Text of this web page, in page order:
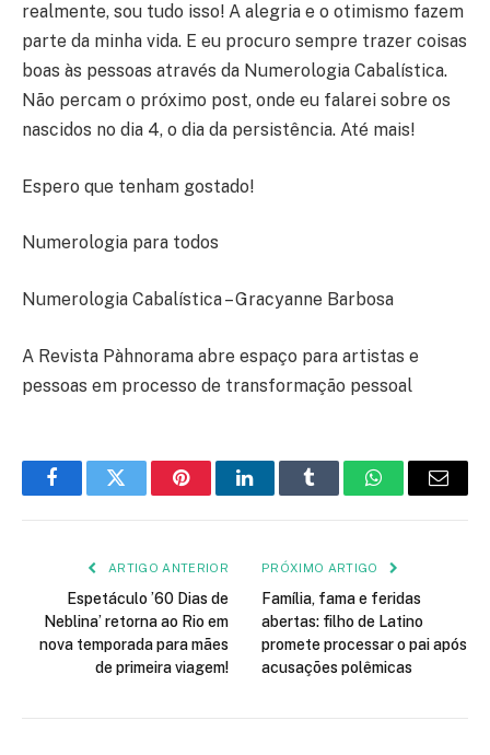
realmente, sou tudo isso! A alegria e o otimismo fazem
parte da minha vida. E eu procuro sempre trazer coisas
boas às pessoas através da Numerologia Cabalística.
Não percam o próximo post, onde eu falarei sobre os
nascidos no dia 4, o dia da persistência. Até mais!
Espero que tenham gostado!
Numerologia para todos
Numerologia Cabalística – Gracyanne Barbosa
A Revista Pàhnorama abre espaço para artistas e
pessoas em processo de transformação pessoal
FacebookTwitter PinterestLinkedInTumblr WhatsApp
E-
ARTIGO ANTERIOR
Espetáculo ’60 Dias de
Neblina’ retorna ao Rio em
nova temporada para mães
de primeira viagem!
PRÓXIMO ARTIGO
Família, fama e feridas
abertas: filho de Latino
promete processar o pai após
acusações polêmicas